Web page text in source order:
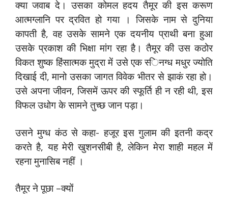
क्‍या जवाब दे। उसका कोमल हदय तैमूर की इस करूण
आत्‍मग्‍लानि पर द्रवित हो गया । जिसके नाम से दुनिया
काप‍ती है, वह उसके सामने एक दयनीय प्राथी बना हुआ
उसके प्रकाश की भिक्षा मांग रहा है। तैमूर की उस कठोर
विकत शुष्‍क हिंसात्‍मक मुद्रा में उसे एक स्‍िनग्‍ध मधुर ज्‍योति
दिखाई दी, मानो उसका जागत विवेक भीतर से झाकं रहा हो।
उसे अपना ‍जीवन, जिसमें ऊपर की स्‍फूर्ति ही न रही थी, इस
विफल उधोग के सामने तुच्‍छ जान पड़ा।
उसने मुग्‍ध कंठ से कहा- हजूर इस गुलाम की इतनी कद्र
करते है, यह मेरी खुशनसीबी है, लेकिन मेरा शाही महल में
रहना मुनासिब नहीं ।
तैमूर ने पूछा –क्‍यों